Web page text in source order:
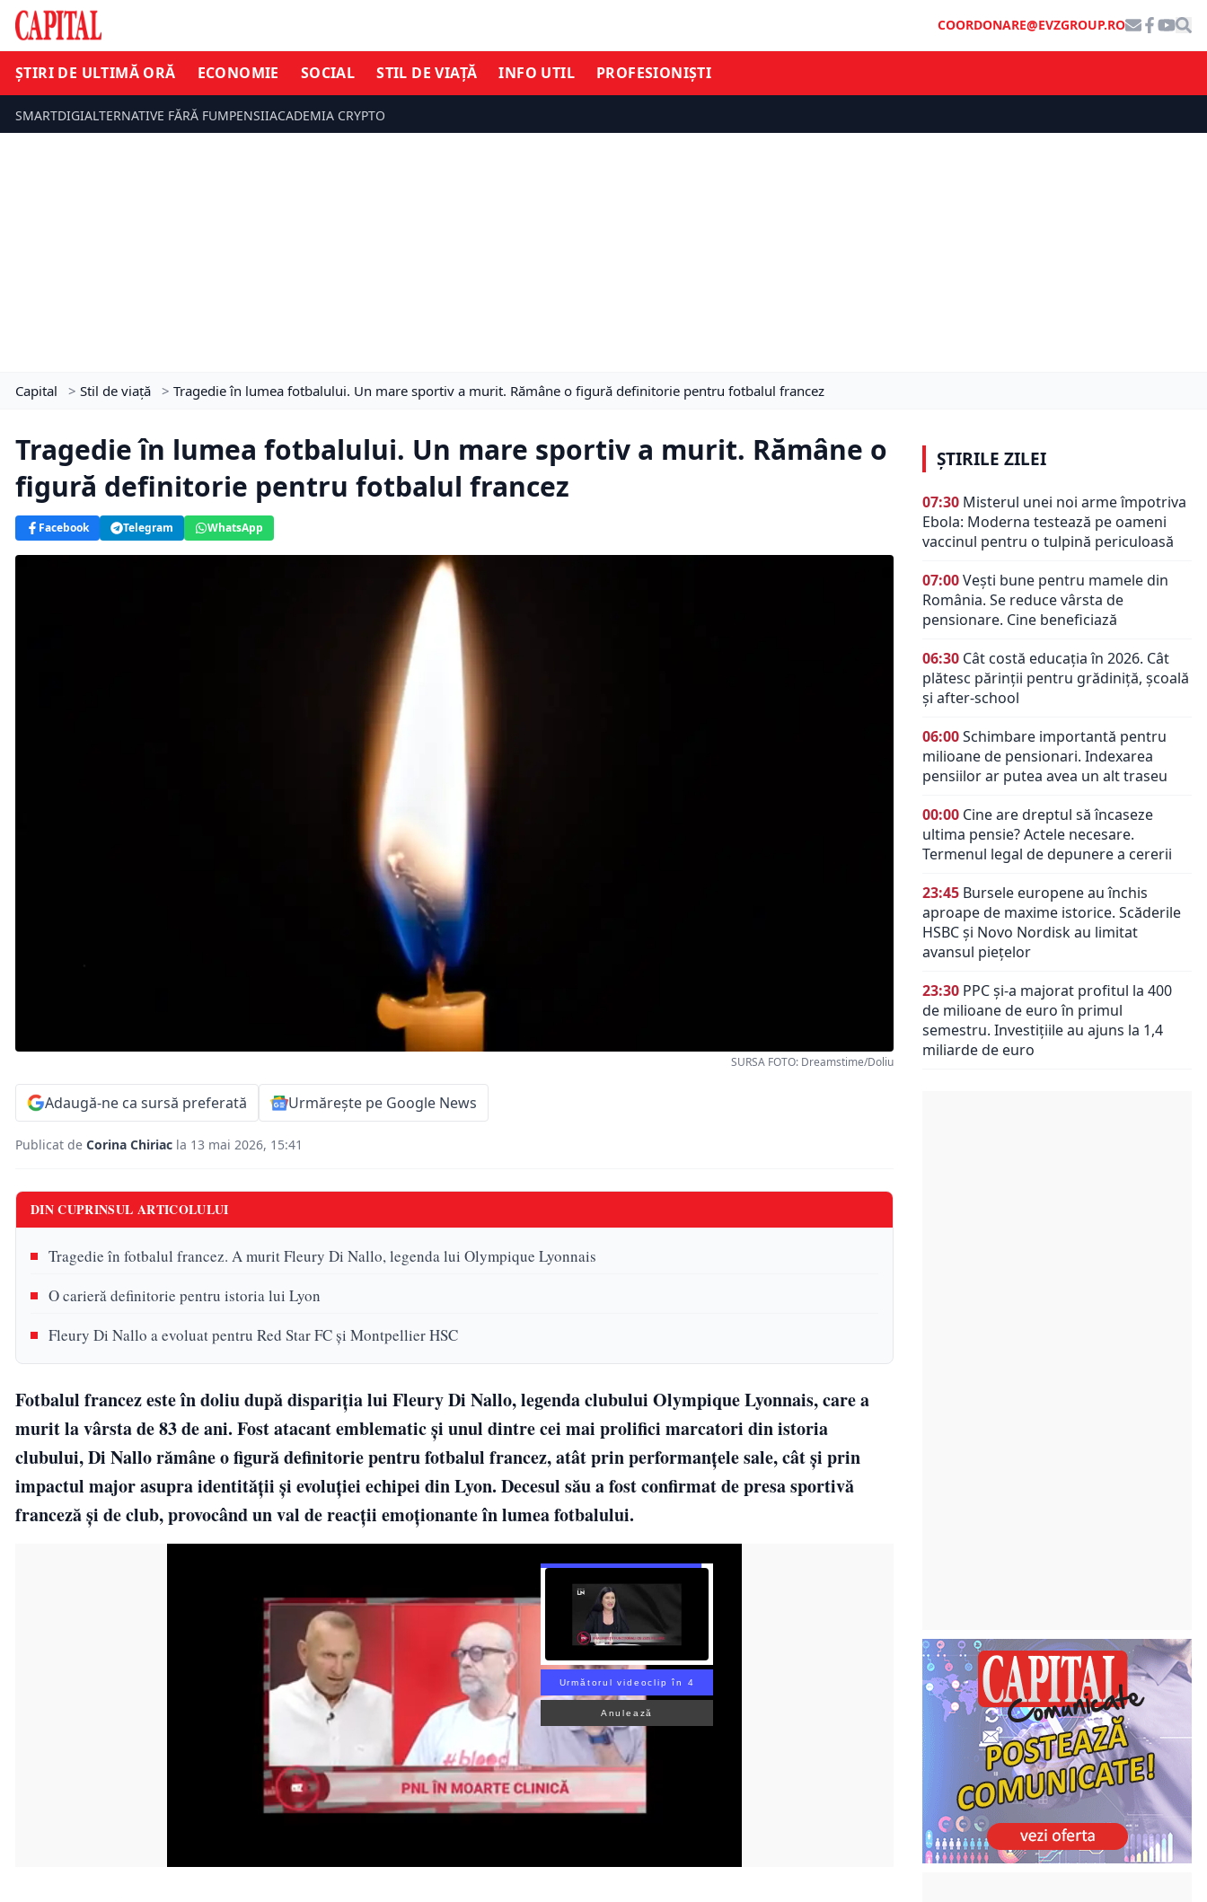
COORDONARE@EVZGROUP.RO
ȘTIRI DE ULTIMĂ ORĂ ECONOMIE SOCIAL STIL DE VIAȚĂ INFO UTIL PROFESIONIȘTI
SMARTDIGIALTERNATIVE FĂRĂ FUMPENSIIACADEMIA CRYPTO
Capital > Stil de viață > Tragedie în lumea fotbalului. Un mare sportiv a murit. Rămâne o figură definitorie pentru fotbalul francez
Tragedie în lumea fotbalului. Un mare sportiv a murit. Rămâne o
figură definitorie pentru fotbalul francez
Facebook Telegram WhatsApp
SURSA FOTO: Dreamstime/Doliu
Adaugă-ne ca sursă preferată Urmărește pe Google News
Publicat de Corina Chiriac la 13 mai 2026, 15:41
DIN CUPRINSUL ARTICOLULUI
Tragedie în fotbalul francez. A murit Fleury Di Nallo, legenda lui Olympique Lyonnais
O carieră definitorie pentru istoria lui Lyon
Fleury Di Nallo a evoluat pentru Red Star FC și Montpellier HSC
Fotbalul francez este în doliu după dispariția lui Fleury Di Nallo, legenda clubului Olympique Lyonnais, care a
murit la vârsta de 83 de ani. Fost atacant emblematic și unul dintre cei mai prolifici marcatori din istoria
clubului, Di Nallo rămâne o figură definitorie pentru fotbalul francez, atât prin performanțele sale, cât și prin
impactul major asupra identității și evoluției echipei din Lyon. Decesul său a fost confirmat de presa sportivă
franceză și de club, provocând un val de reacții emoționante în lumea fotbalului.
Următorul videoclip în 3
Anulează
ȘTIRILE ZILEI
07:30 Misterul unei noi arme împotriva
Ebola: Moderna testează pe oameni
vaccinul pentru o tulpină periculoasă
07:00Vești bune pentru mamele din
România. Se reduce vârsta de
pensionare. Cine beneficiază
06:30 Cât costă educația în 2026. Cât
plătesc părinții pentru grădiniță, școală
și after-school
06:00Schimbare importantă pentru
milioane de pensionari. Indexarea
pensiilor ar putea avea un alt traseu
00:00 Cine are dreptul să încaseze
ultima pensie? Actele necesare.
Termenul legal de depunere a cererii
23:45 Bursele europene au închis
aproape de maxime istorice. Scăderile
HSBC și Novo Nordisk au limitat
avansul piețelor
23:30 PPC și-a majorat profitul la 400
de milioane de euro în primul
semestru. Investițiile au ajuns la 1,4
miliarde de euro